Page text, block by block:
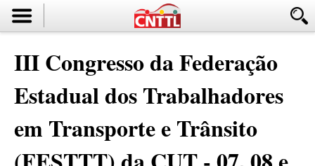
III Congresso da Federação
Estadual dos Trabalhadores
em Transporte e Trânsito